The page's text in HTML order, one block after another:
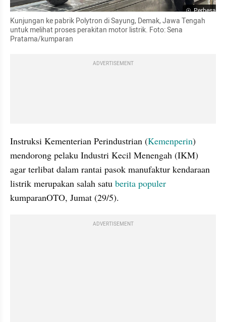
Perbesar
Kunjungan ke pabrik Polytron di Sayung, Demak, Jawa Tengah
untuk melihat proses perakitan motor listrik. Foto: Sena
Pratama/kumparan
ADVERTISEMENT
Instruksi Kementerian Perindustrian (Kemenperin)
mendorong pelaku Industri Kecil Menengah (IKM)
agar terlibat dalam rantai pasok manufaktur kendaraan
listrik merupakan salah satu
kumparanOTO, Jumat (29/5).
ADVERTISEMENT